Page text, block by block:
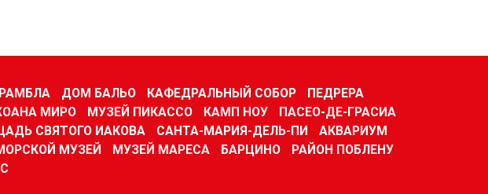
РАМБЛА ДОМ БАЛЬО КАФЕДРАЛЬНЫЙ СОБОР
ПЕДРЕРА
МИРО МУЗЕЙ ПИКАССО КАМП НОУ
ПАСЕО-ДЕ-ГРАСИА
СВЯТОГО ИАКОВА САНТА-МАРИЯ-ДЕЛЬ-ПИ
АКВАРИУМ
МУЗЕЙ МУЗЕЙ МАРЕСА БАРЦИНО
РАЙОН ПОБЛЕНУ